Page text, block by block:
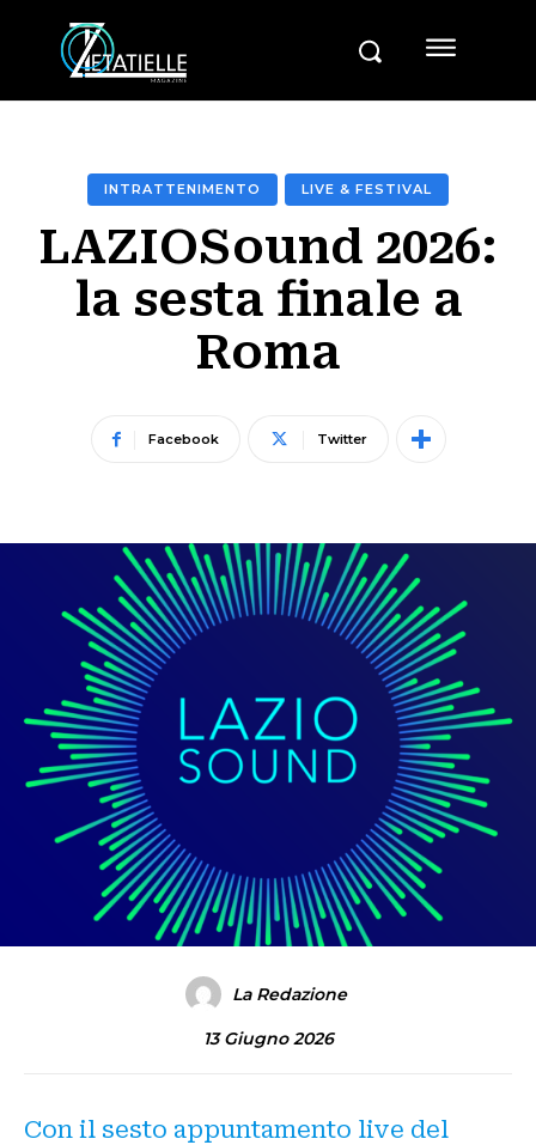
INTRATTENIMENTO LIVE & FESTIVAL
LAZIOSound 2026:
la sesta finale a
Roma
Facebook Twitter
La Redazione
13 Giugno 2026
Con il sesto appuntamento live del